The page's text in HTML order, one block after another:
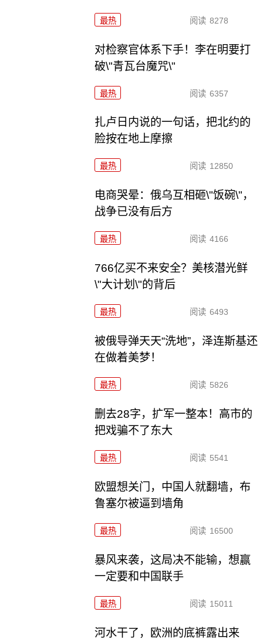
最热 阅读 8278
对检察官体系下手！李在明要打
破\"青瓦台魔咒\"
最热 阅读 6357
扎卢日内说的一句话，把北约的
脸按在地上摩擦
最热 阅读 12850
电商哭晕：俄乌互相砸\"饭碗\"，
战争已没有后方
最热 阅读 4166
766亿买不来安全？美核潜光鲜
\"大计划\"的背后
最热 阅读 6493
被俄导弹天天“洗地”，泽连斯基还
在做着美梦！
最热 阅读 5826
删去28字，扩军一整本！高市的
把戏骗不了东大
最热 阅读 5541
欧盟想关门，中国人就翻墙，布
鲁塞尔被逼到墙角
最热 阅读 16500
暴风来袭，这局决不能输，想赢
一定要和中国联手
最热 阅读 15011
河水干了，欧洲的底裤露出来